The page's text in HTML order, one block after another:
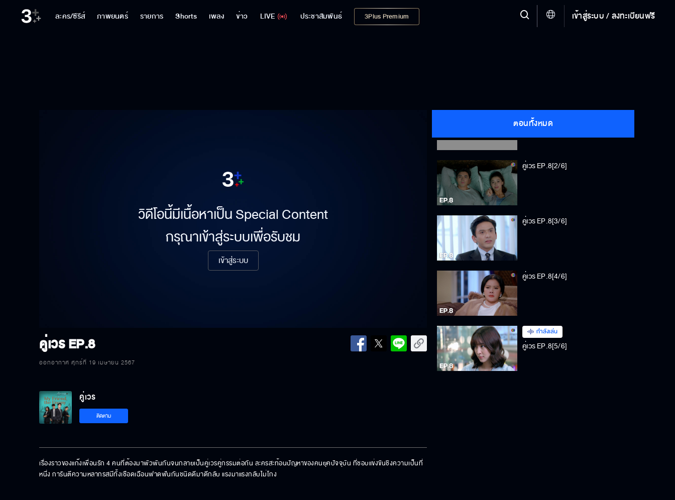
ละคร/ซีรีส์ ภาพยนตร์ รายการ Shorts เพลง ข่าว LIVE ประชาสัมพันธ์ 3Plus Premium เข้าสู่ระบบ / ลงทะเบียนฟรี
วิดีโอนี้มีเนื้อหาเป็น Special Content
กรุณาเข้าสู่ระบบเพื่อรับชม
เข้าสู่ระบบ
คู่เวรEP.8
ออกอากาศ ศุกร์ที่ 19 เมษายน 2567
ตอนทั้งหมด
คู่เวร EP.8[1/6]
คู่เวร EP.8[2/6]
คู่เวร EP.8[3/6]
คู่เวร EP.8[4/6]
กำลังเล่น
คู่เวร EP.8[5/6]
คู่เวร
ติดตาม
เรื่องราวของแก๊งเพื่อนรัก 4 คนที่ต้องมาพัวพันกันจนกลายเป็นคู่เวรคู่กรรมต่อกัน ละครสะท้อนปัญหาของคนยุคปัจจุบัน ที่ชอบแข่งขันชิงความเป็นที่
หนึ่ง การันตีความหลากรสมีทั้งเชือดเฉือนฟาดฟันกันชนิดดีมาดีกลับ แรงมาแรงกลับไม่โกง